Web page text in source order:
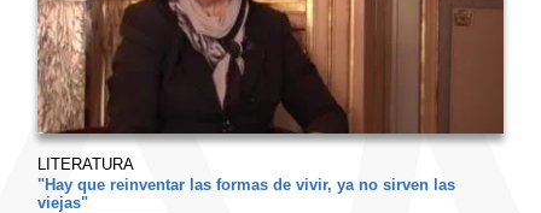
LITERATURA
"Hay que reinventar las formas de vivir, ya no sirven las
viejas"